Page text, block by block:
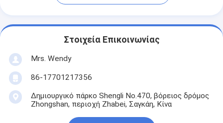
Στοιχεία Επικοινωνίας
Mrs. Wendy
86-17701217356
Δημιουργικό πάρκο Shengli No.470, βόρειος δρόμος
Zhongshan, περιοχή Zhabei, Σαγκάη, Κίνα